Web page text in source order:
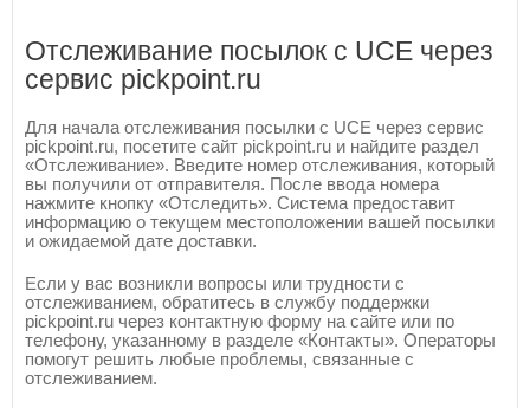
Отслеживание посылок с UCE через
сервис pickpoint.ru
Для начала отслеживания посылки с UCE через сервис
pickpoint.ru, посетите сайт pickpoint.ru и найдите раздел
«Отслеживание». Введите номер отслеживания, который
вы получили от отправителя. После ввода номера
нажмите кнопку «Отследить». Система предоставит
информацию о текущем местоположении вашей посылки
и ожидаемой дате доставки.
Если у вас возникли вопросы или трудности с
отслеживанием, обратитесь в службу поддержки
pickpoint.ru через контактную форму на сайте или по
телефону, указанному в разделе «Контакты». Операторы
помогут решить любые проблемы, связанные с
отслеживанием.